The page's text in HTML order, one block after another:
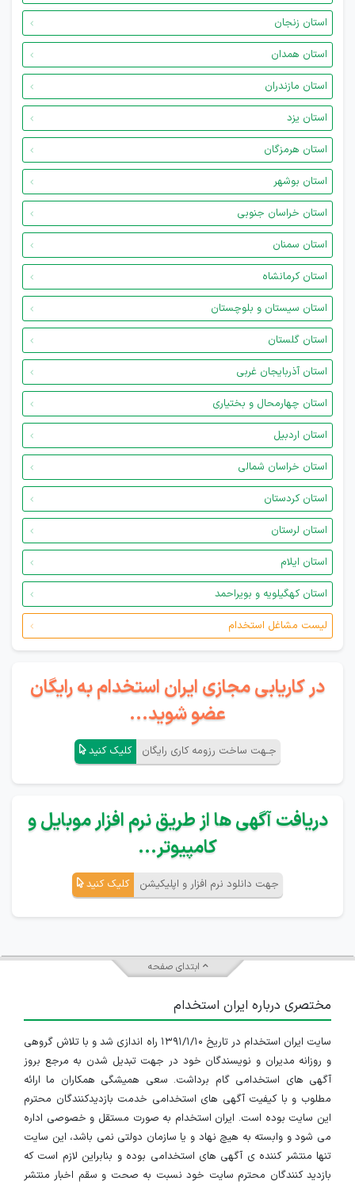
استان زنجان
استان همدان
استان مازندران
استان یزد
استان هرمزگان
استان بوشهر
استان خراسان جنوبی
استان سمنان
استان کرمانشاه
استان سیستان و بلوچستان
استان گلستان
استان آذربایجان غربی
استان چهارمحال و بختیاری
استان اردبیل
استان خراسان شمالی
استان کردستان
استان لرستان
استان ایلام
استان کهگیلویه و بویراحمد
لیست مشاغل استخدام
در کاریابی مجازی ایران استخدام به رایگان
عضو شوید...
جـهت ساخت رزومه کاری رایگان کلیک کنید
دریافت آگهی ها از طریق نرم افزار موبایل و
کامپیوتر...
جهت دانلود نرم افزار و اپلیکیشن کلیک کنید
ابتدای صفحه
مختصری درباره ایران استخدام
سایت ایران استخدام در تاریخ ۱۳۹۱/۱/۱۰ راه اندازی شد و با تلاش گروهی
و روزانه مدیران و نویسندگان خود در جهت تبدیل شدن به مرجع بروز
آگهی های استخدامی گام برداشت. سعی همیشگی همکاران ما ارائه
مطلوب و با کیفیت آگهی های استخدامی خدمت بازدیدکنندگان محترم
این سایت بوده است. ایران استخدام به صورت مستقل و خصوصی اداره
می شود و وابسته به هیچ نهاد و یا سازمان دولتی نمی باشد، این سایت
تنها منتشر کننده ی آگهی های استخدامی بوده و بنابراین لازم است که
بازدید کنندگان محترم سایت خود نسبت به صحت و سقم اخبار منتشر